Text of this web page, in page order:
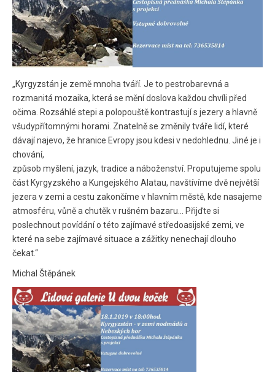
„Kyrgyzstán je země mnoha tváří. Je to pestrobarevná a
rozmanitá mozaika, která se mění doslova každou chvíli před
očima. Rozsáhlé stepi a polopouště kontrastují s jezery a hlavně
všudypřítomnými horami. Znatelně se změnily tváře lidí, které
dávají najevo, že hranice Evropy jsou kdesi v nedohlednu. Jiné je i
chování,
způsob myšlení, jazyk, tradice a náboženství. Proputujeme spolu
část Kyrgyzského a Kungejského Alatau, navštívíme dvě největší
jezera v zemi a cestu zakončíme v hlavním městě, kde nasajeme
atmosféru, vůně a chutěk v rušném bazaru… Přijďte si
poslechnout povídání o této zajímavé středoasijské zemi, ve
které na sebe zajímavé situace a zážitky nenechají dlouho
čekat.“
Michal Štěpánek